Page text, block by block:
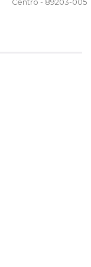
Centro - 89203-005